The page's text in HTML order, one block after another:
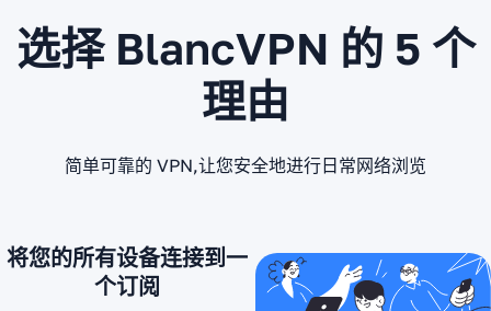
KG
Golikov
Sep
5/5
BlancVPN
太棒了!我在
年以来一
直使用他
们的服务
开始使用他
VPN客户端
的自由——
Kantri
2024
该服务有两
个重要特点:
选择 BlancVPN 的 5 个
理由
简单可靠的 VPN,让您安全地进行日常网络浏览
将您的所有设备连接到一
个订阅